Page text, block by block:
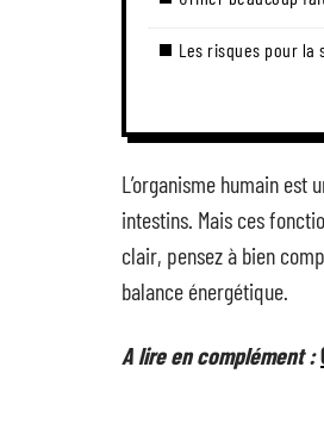
Les risques pour la
L’organisme humain
intestins. Mais ces
clair, pensez à bien
balance énergétique.
A lire en complément :